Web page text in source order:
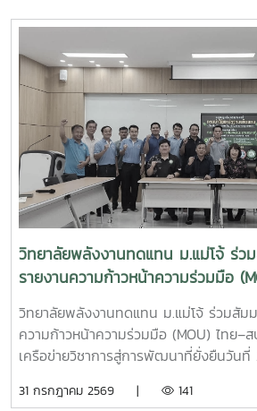
พร้อมแลกเปลี่ยนองค์ความรู้กับเครือข่าย
นำมาประยุกต์ใช้ในการสนับสนุนพันธกิจข
ทดแทน ทั้งด้านการวิจัย การบริการวิชาก
เทคโนโลยีสู่ชุมชน เพื่อยกระดับคุณภาพชีวิ
สร้างการพัฒนาที่ยั่งยืนวิทยาลัยพลังงาน
แม่โจ้ มุ่งมั่นพัฒนาองค์ความรู้และนวัตก
เทคโนโลยีที่เหมาะสม เพื่อสร้างผลกระทบ
ชุมชน และเศรษฐกิจฐานราก พร้อมขับเ
สู่ความยั่งยืน
(Memorandum of Understanding :
รวงผึ้ง ชั้น 5 สำนักงานมหาวิทยาลัย มห
นามได้รับเกียรติจาก ผู้ช่วยศาสตราจารย์
มีนสกุล รองอธิการบดีมหาวิทยาลัยแม่โจ้
นายกษิดิจ ทับทิม ผู้อำนวยการสำนักงาน
ลำพูน เป็นผู้ลงนามร่วมกัน โดยมี ผู้ช่วยศ
กราน หอมดวง คณบดีวิทยาลัยพลังงานท
โจ้และ นายเกรียงศักดิ์ ธรรมวัตร ผู้อำน
ฝีมือแรงงาน ร่วมลงนามเป็นพยาน ความ
หมายในการพัฒนาและปรับปรุงหลักสูตร “
อุปกรณ์ทางพลังงานและอุตสาหกรรมด้ว
มาตรฐานวิชาชีพและความต้องการของภ
ทั้งร่วมกันจัดฝึกอบรมและทดสอบมาตรฐา
นักศึกษา แรงงาน และผู้สนใจทั่วไป เพื่อย
เพิ่มขีดความสามารถของกำลังคนไทยคว
การดำเนินงานในด้านต่าง ๆ ได้แก่- พัฒน
ด้านการเชื่อมอาร์กโลหะอุปกรณ์พลังงานแ
วิทยาลัยพลังงานทดแทน ม.แม่โจ้ ร่ว
รายงานความก้าวหน้าความร่วมมือ
ขับเคลื่อนเครือข่ายวิชาการสู่การพัฒน
วิทยาลัยพลังงานทดแทน ม.แม่โจ้ ร่วมสัมม
ความก้าวหน้าความร่วมมือ (MOU) ไทย–
เครือข่ายวิชาการสู่การพัฒนาที่ยั่งยืนวัน
ศาสตราจารย์ ดร.นิกราน หอมดวง คณบดี
31 กรกฎาคม 2569 | 141